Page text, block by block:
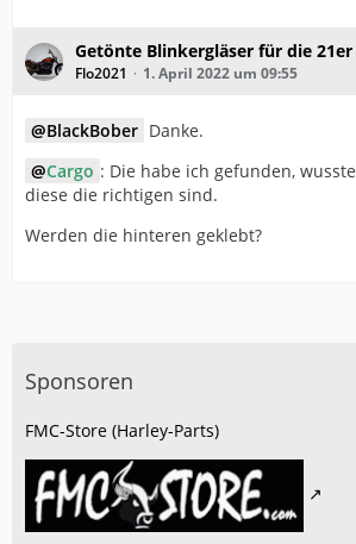
Getönte Blinkergläser für die 21er
Flo2021 1. April 2022 um 09:55
BlackBober Danke.
Cargo : Die habe ich gefunden,
diese die richtigen sind.
Werden die hinteren geklebt?
Sponsoren
FMC-Store (Harley-Parts)